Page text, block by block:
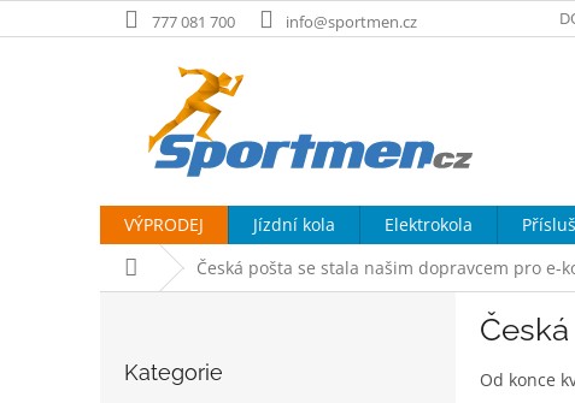
na
777 081 700 info@sportmen.cz
VÝPRODEJ Jízdní kola Elektrokola
Domů Česká pošta se stala našim dopravcem pro e-
kategorie
Kategorie
Od konce